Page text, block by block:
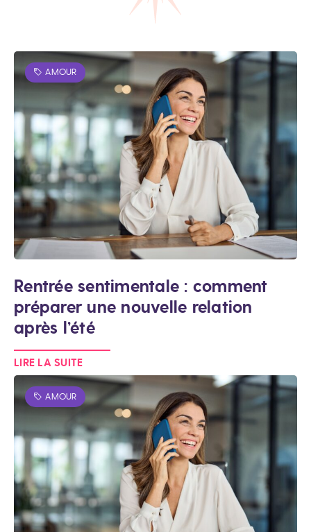
AMOUR
Rentrée sentimentale : comment
préparer une nouvelle relation
après l’été
LIRE LA SUITE
AMOUR